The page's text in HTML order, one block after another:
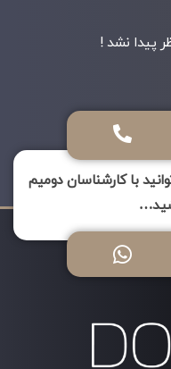
پیدا نشد !
با کارشناسان دومیم